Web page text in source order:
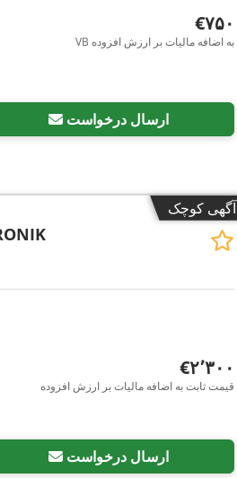
‎€۷۵۰
VB به اضافه مالیات بر ارزش افزوده
ارسال درخواست
آگهی کوچک
‎€۲٬۳۰۰
قیمت ثابت به اضافه مالیات بر ارزش افزوده
ارسال درخواست